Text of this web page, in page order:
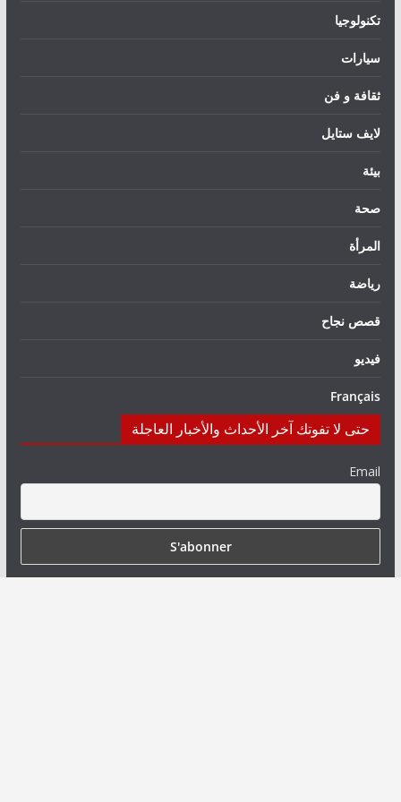
تكنولوجيا
سيارات
ثقافة و فن
لايف ستايل
بيئة
صحة
المرأة
رياضة
قصص نجاح
فيديو
Français
حتى لا تفوتك آخر الأحداث والأخبار العاجلة
Email